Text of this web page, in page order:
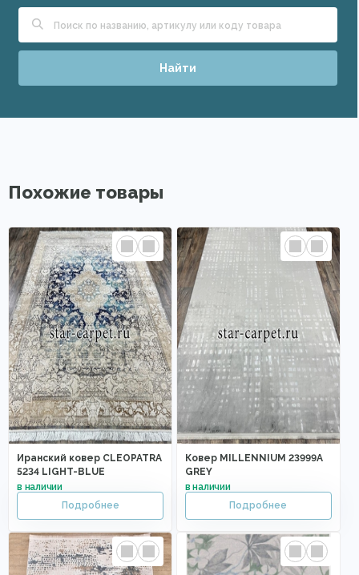
Найти
Похожие товары
Иранский ковер CLEOPATRA
5234 LIGHT-BLUE
Ковер MILLENNIUM 23999A
GREY